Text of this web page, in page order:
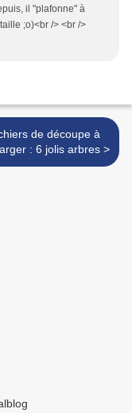
il "plafonne" à
;o)<br /> <br />
de découpe à
télécharger : 6 jolis arbres >